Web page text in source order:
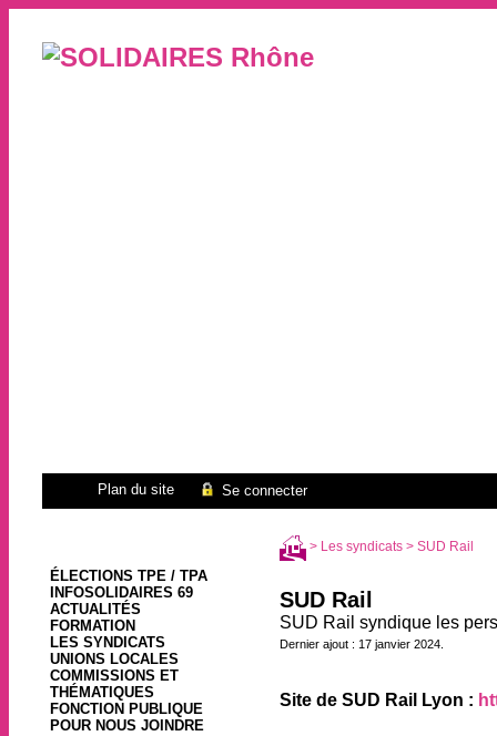
Plan du site Se connecter
ÉLECTIONS TPE / TPA
INFOSOLIDAIRES 69
ACTUALITÉS
FORMATION
LES SYNDICATS
UNIONS LOCALES
COMMISSIONS ET
THÉMATIQUES
FONCTION PUBLIQUE
POUR NOUS JOINDRE
> Les syndicats> SUD Rail
SUD Rail
SUD Rail syndique les
Dernier ajout : 17 janvier 2024.
Site de SUD Rail Lyon :